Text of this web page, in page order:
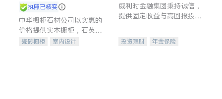
执照已核实
中华橱柜石材公司以实惠的
价格提供实木橱柜，石英石
台面，多种优质不锈钢水
瓷砖橱柜
室内设计
威利时金融集团秉持诚信，
提供固定收益与高回报投资
合，助力客户实现目标
投资理财
年金保险